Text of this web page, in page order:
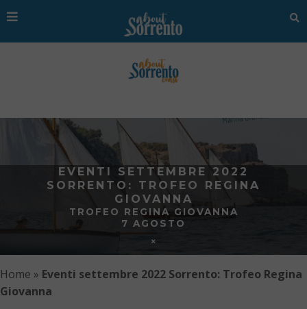
EVENTI SETTEMBRE 2022
SORRENTO: TROFEO REGINA
GIOVANNA
TROFEO REGINA GIOVANNA
7 AGOSTO
Home » Eventi settembre 2022 Sorrento: Trofeo Regina
Giovanna